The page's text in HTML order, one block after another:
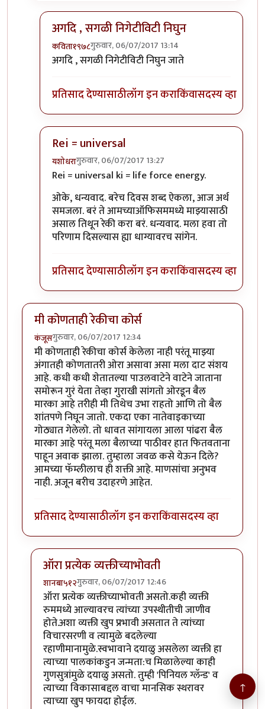
अगदि , सगळी निगेटीविटी निघुन
कविता१९७८गुरुवार, 06/07/2017 13:14
In reply toRei = universalbyशानबा५१२
अगदि , सगळी निगेटीविटी निघुन जाते
प्रतिसाद देण्यासाठीलॉग इन कराकिंवासदस्य व्हा
Rei = universal
यशोधरागुरुवार, 06/07/2017 13:27
In reply toRei = universalbyशानबा५१२
Rei = universal ki = life force energy.
ओके, धन्यवाद. बरेच दिवस शब्द ऐकला, आज अर्थ
समजला. बरं ते आमच्याऑफिसममध्ये माझ्यासाठी
असाल तिथून रेकी करा बरं. धन्यवाद. मला हवा तो
परिणाम दिसल्यास ह्या धाग्यावरच सांगेन.
प्रतिसाद देण्यासाठीलॉग इन कराकिंवासदस्य व्हा
मी कोणताही रेकीचा कोर्स
कंजूसगुरुवार, 06/07/2017 12:34
मी कोणताही रेकीचा कोर्स केलेला नाही परंतू माझ्या
अंगातही कोणतातरी ओरा असावा असा मला दाट संशय
आहे. कधी कधी शेतातल्या पाउलवाटेने वाटेने जाताना
समोरून गुरं येता तेव्हा गुराखी सांगतो ओरडून बैल
मारका आहे तरीही मी तिथेच उभा राहतो आणि तो बैल
शांतपणे निघून जातो. एकदा एका नातेवाइकाच्या
गोठ्यात गेलेलो. तो धावत सांगायला आला पांढरा बैल
मारका आहे परंतू मला बैलाच्या पाठीवर हात फितवताना
पाहून अवाक झाला. तुम्हाला जवळ कसे येऊन दिले?
आमच्या फॅम्लीलाच ही शक्ती आहे. माणसांचा अनुभव
नाही. अजून बरीच उदाहरणे आहेत.
प्रतिसाद देण्यासाठीलॉग इन कराकिंवासदस्य व्हा
ऑरा प्रत्येक व्यक्तीच्याभोवती
शानबा५१२गुरुवार, 06/07/2017 12:46
In reply toमी कोणताही रेकीचा कोर्सbyकंजूस
ऑरा प्रत्येक व्यक्तीच्याभोवती असतो.कही व्यक्ती
रुममध्ये आल्यावरच त्यांच्या उपस्थीतीची जाणीव
होते.अशा व्यक्ती खुप प्रभावी असतात ते त्यांच्या
विचारसरणी व त्यामुळे बदलेल्या
रहाणीमानामुळे.स्वभावाने दयाळु असलेला व्यक्ती हा
त्याच्या पालकांकडुन जन्मता:च मिळालेल्या काही
गुणसुत्रांमुळे दयाळु असतो. तुम्ही 'पिनियल ग्लॅन्ड' व
त्याच्या विकासाबद्दल वाचा मानसिक स्थरावर
त्याच्या खुप फायदा होईल.
↑